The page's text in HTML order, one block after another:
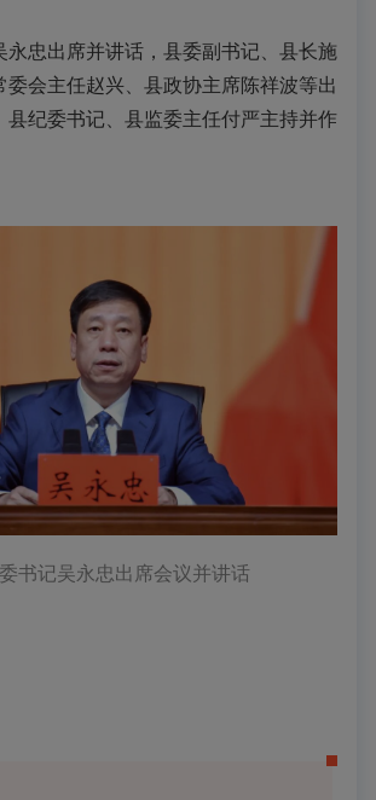
忠出席并讲话，县委副书记、县长施
委会主任赵兴、县政协主席陈祥波等出
县纪委书记、县监委主任付严主持并作
书记吴永忠出席会议并讲话